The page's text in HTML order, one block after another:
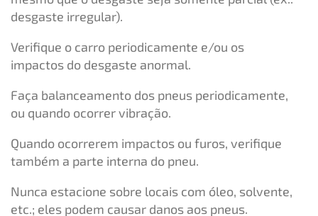
desgaste irregular).
Verifique o carro periodicamente e/ou os
impactos do desgaste anormal.
Faça balanceamento dos pneus periodicamente,
ou quando ocorrer vibração.
Quando ocorrerem impactos ou furos, verifique
também a parte interna do pneu.
Nunca estacione sobre locais com óleo, solvente,
etc.; eles podem causar danos aos pneus.